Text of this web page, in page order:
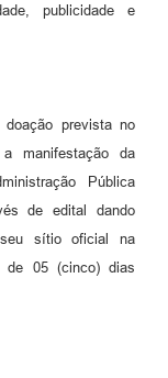
publicidade e
prevista no
manifestação da
Pública
de edital dando
sítio oficial na
de 05 (cinco) dias